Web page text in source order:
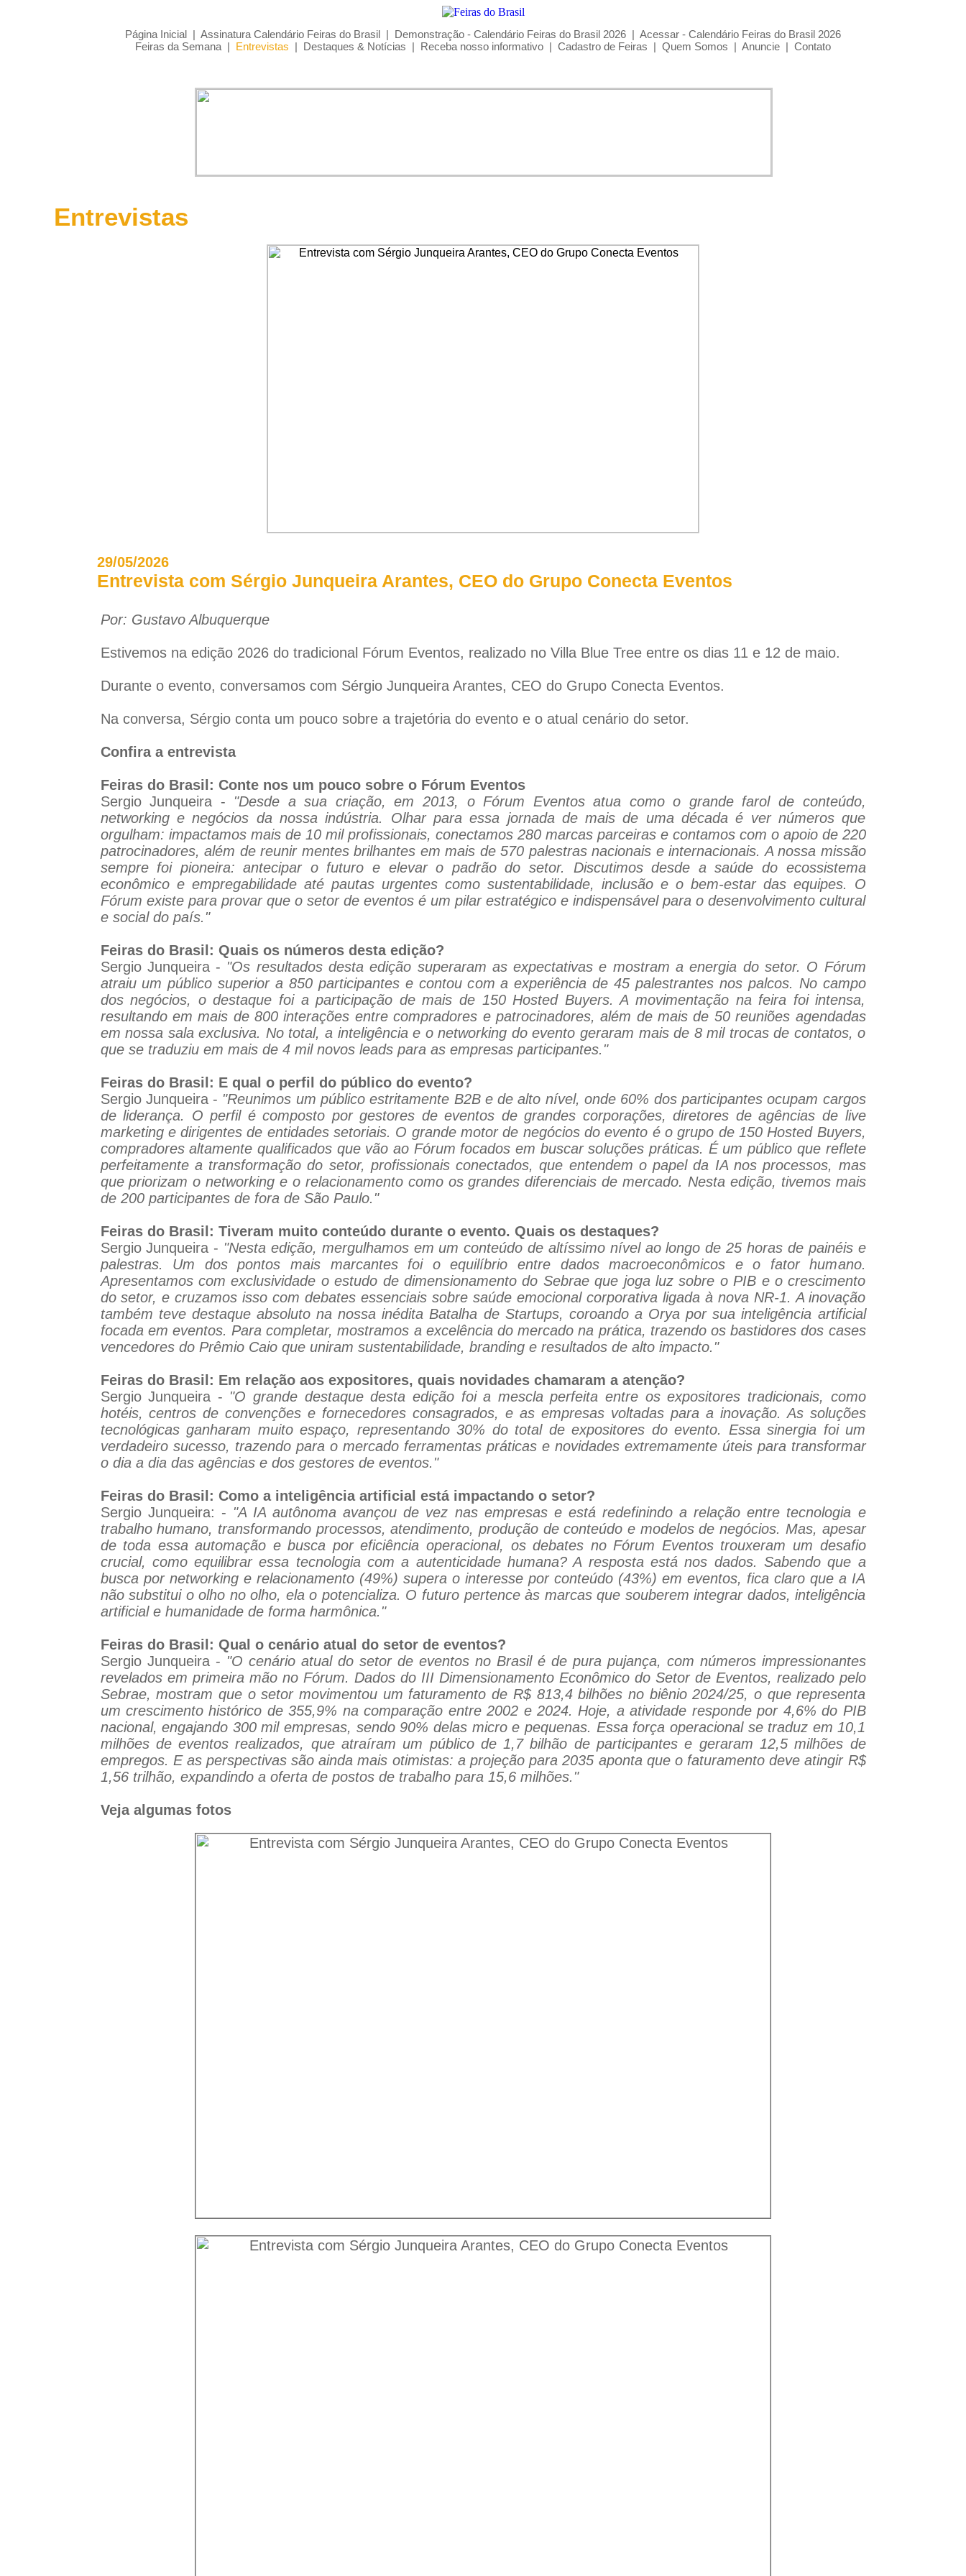
Página Inicial | Assinatura Calendário Feiras do Brasil | Demonstração - Calendário Feiras do Brasil 2026 | Acessar - Calendário Feiras do Brasil 2026
Feiras da Semana | Entrevistas | Destaques & Notícias | Receba nosso informativo | Cadastro de Feiras | Quem Somos | Anuncie | Contato
Entrevistas
29/05/2026
Entrevista com Sérgio Junqueira Arantes, CEO do Grupo Conecta Eventos
Por: Gustavo Albuquerque
Estivemos na edição 2026 do tradicional Fórum Eventos, realizado no Villa Blue Tree entre os dias 11 e 12 de maio.
Durante o evento, conversamos com Sérgio Junqueira Arantes, CEO do Grupo Conecta Eventos.
Na conversa, Sérgio conta um pouco sobre a trajetória do evento e o atual cenário do setor.
Confira a entrevista
Feiras do Brasil: Conte nos um pouco sobre o Fórum Eventos
Sergio Junqueira - "Desde a sua criação, em 2013, o Fórum Eventos atua como o grande farol de conteúdo,
networking e negócios da nossa indústria. Olhar para essa jornada de mais de uma década é ver números que
orgulham: impactamos mais de 10 mil profissionais, conectamos 280 marcas parceiras e contamos com o apoio de 220
patrocinadores, além de reunir mentes brilhantes em mais de 570 palestras nacionais e internacionais. A nossa missão
sempre foi pioneira: antecipar o futuro e elevar o padrão do setor. Discutimos desde a saúde do ecossistema
econômico e empregabilidade até pautas urgentes como sustentabilidade, inclusão e o bem-estar das equipes. O
Fórum existe para provar que o setor de eventos é um pilar estratégico e indispensável para o desenvolvimento cultural
e social do país."
Feiras do Brasil: Quais os números desta edição?
Sergio Junqueira - "Os resultados desta edição superaram as expectativas e mostram a energia do setor. O Fórum
atraiu um público superior a 850 participantes e contou com a experiência de 45 palestrantes nos palcos. No campo
dos negócios, o destaque foi a participação de mais de 150 Hosted Buyers. A movimentação na feira foi intensa,
resultando em mais de 800 interações entre compradores e patrocinadores, além de mais de 50 reuniões agendadas
em nossa sala exclusiva. No total, a inteligência e o networking do evento geraram mais de 8 mil trocas de contatos, o
que se traduziu em mais de 4 mil novos leads para as empresas participantes."
Feiras do Brasil: E qual o perfil do público do evento?
Sergio Junqueira - "Reunimos um público estritamente B2B e de alto nível, onde 60% dos participantes ocupam cargos
de liderança. O perfil é composto por gestores de eventos de grandes corporações, diretores de agências de live
marketing e dirigentes de entidades setoriais. O grande motor de negócios do evento é o grupo de 150 Hosted Buyers,
compradores altamente qualificados que vão ao Fórum focados em buscar soluções práticas. É um público que reflete
perfeitamente a transformação do setor, profissionais conectados, que entendem o papel da IA nos processos, mas
que priorizam o networking e o relacionamento como os grandes diferenciais de mercado. Nesta edição, tivemos mais
de 200 participantes de fora de São Paulo."
Feiras do Brasil: Tiveram muito conteúdo durante o evento. Quais os destaques?
Sergio Junqueira - "Nesta edição, mergulhamos em um conteúdo de altíssimo nível ao longo de 25 horas de painéis e
palestras. Um dos pontos mais marcantes foi o equilíbrio entre dados macroeconômicos e o fator humano.
Apresentamos com exclusividade o estudo de dimensionamento do Sebrae que joga luz sobre o PIB e o crescimento
do setor, e cruzamos isso com debates essenciais sobre saúde emocional corporativa ligada à nova NR-1. A inovação
também teve destaque absoluto na nossa inédita Batalha de Startups, coroando a Orya por sua inteligência artificial
focada em eventos. Para completar, mostramos a excelência do mercado na prática, trazendo os bastidores dos cases
vencedores do Prêmio Caio que uniram sustentabilidade, branding e resultados de alto impacto."
Feiras do Brasil: Em relação aos expositores, quais novidades chamaram a atenção?
Sergio Junqueira - "O grande destaque desta edição foi a mescla perfeita entre os expositores tradicionais, como
hotéis, centros de convenções e fornecedores consagrados, e as empresas voltadas para a inovação. As soluções
tecnológicas ganharam muito espaço, representando 30% do total de expositores do evento. Essa sinergia foi um
verdadeiro sucesso, trazendo para o mercado ferramentas práticas e novidades extremamente úteis para transformar
o dia a dia das agências e dos gestores de eventos."
Feiras do Brasil: Como a inteligência artificial está impactando o setor?
Sergio Junqueira: - "A IA autônoma avançou de vez nas empresas e está redefinindo a relação entre tecnologia e
trabalho humano, transformando processos, atendimento, produção de conteúdo e modelos de negócios. Mas, apesar
de toda essa automação e busca por eficiência operacional, os debates no Fórum Eventos trouxeram um desafio
crucial, como equilibrar essa tecnologia com a autenticidade humana? A resposta está nos dados. Sabendo que a
busca por networking e relacionamento (49%) supera o interesse por conteúdo (43%) em eventos, fica claro que a IA
não substitui o olho no olho, ela o potencializa. O futuro pertence às marcas que souberem integrar dados, inteligência
artificial e humanidade de forma harmônica."
Feiras do Brasil: Qual o cenário atual do setor de eventos?
Sergio Junqueira - "O cenário atual do setor de eventos no Brasil é de pura pujança, com números impressionantes
revelados em primeira mão no Fórum. Dados do III Dimensionamento Econômico do Setor de Eventos, realizado pelo
Sebrae, mostram que o setor movimentou um faturamento de R$ 813,4 bilhões no biênio 2024/25, o que representa
um crescimento histórico de 355,9% na comparação entre 2002 e 2024. Hoje, a atividade responde por 4,6% do PIB
nacional, engajando 300 mil empresas, sendo 90% delas micro e pequenas. Essa força operacional se traduz em 10,1
milhões de eventos realizados, que atraíram um público de 1,7 bilhão de participantes e geraram 12,5 milhões de
empregos. E as perspectivas são ainda mais otimistas: a projeção para 2035 aponta que o faturamento deve atingir R$
1,56 trilhão, expandindo a oferta de postos de trabalho para 15,6 milhões."
Veja algumas fotos